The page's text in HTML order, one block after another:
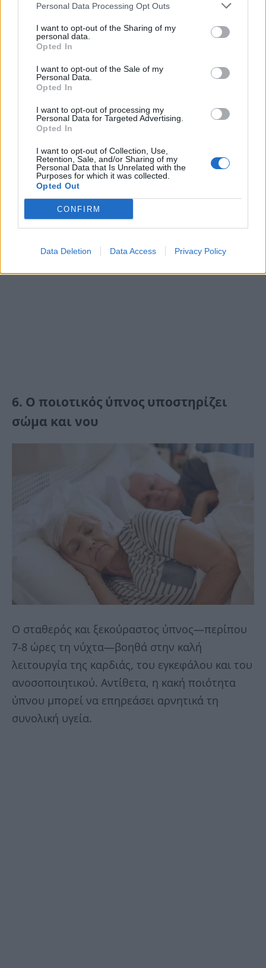
Personal Data Processing Opt Outs
I want to opt-out of the Sharing of my
personal data.
Opted In
I want to opt-out of the Sale of my
Personal Data.
Opted In
I want to opt-out of processing my
Personal Data for Targeted Advertising.
Opted In
I want to opt-out of Collection, Use,
Retention, Sale, and/or Sharing of my
Personal Data that Is Unrelated with the
Purposes for which it was collected.
Opted Out
CONFIRM
Data Deletion Data Access Privacy Policy
κατάσταση, αυτό δείχνει ότι ο εγκέφαλος γερνά
καλά. Η ανάγνωση, η εκμάθηση νέων
δεξιοτήτων και τα πνευματικά παιχνίδια
λειτουργίας και στην παράταση της ζωής.
6. Ο ποιοτικός ύπνος υποστηρίζει
σώμα και νου
Ο σταθερός και ξεκούραστος ύπνος—περίπου
7-8 ώρες τη νύχτα—βοηθά στην καλή
λειτουργία της καρδιάς, του εγκεφάλου και του
ανοσοποιητικού. Αντίθετα, η κακή ποιότητα
ύπνου μπορεί να επηρεάσει αρνητικά τη
συνολική υγεία.